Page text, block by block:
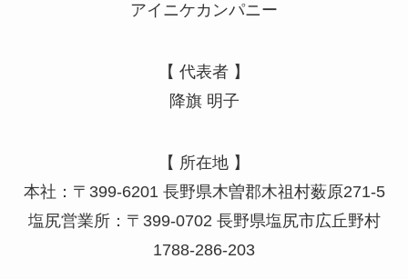
アイニケカンパニー
【 代表者 】
降旗 明子
【 所在地 】
本社：〒399-6201 長野県木曽郡木祖村薮原271-5
塩尻営業所：〒399-0702 長野県塩尻市広丘野村
1788-286-203